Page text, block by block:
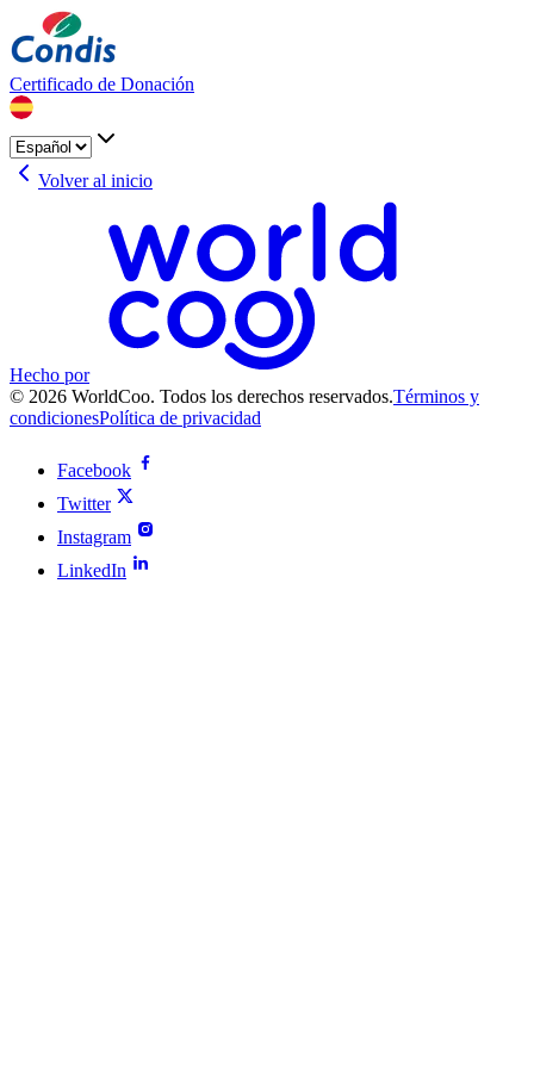
Certificado de Donación
Volver al inicio
Hecho por
© 2026 WorldCoo. Todos los derechos reservados.Términos y
condicionesPolítica de privacidad
Facebook
Twitter
Instagram
LinkedIn